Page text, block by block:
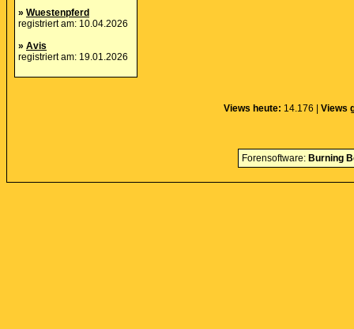
» Wuestenpferd
registriert am: 10.04.2026
» Avis
registriert am: 19.01.2026
Views heute: 14.176 | Views
Forensoftware: Burning